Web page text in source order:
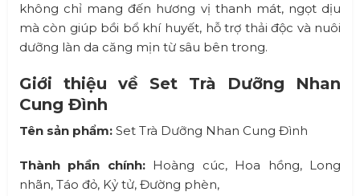
không chỉ mang đến hương vị thanh mát, ngọt dịu
mà còn giúp bồi bổ khí huyết, hỗ trợ thải độc và nuôi
dưỡng làn da căng mịn từ sâu bên trong.
Giới thiệu về Set Trà Dưỡng Nhan
Cung Đình
Tên sản phẩm:Set Trà Dưỡng Nhan Cung Đình
Thành phần chính:Hoàng cúc, Hoa hồng, Long
nhãn, Táo đỏ, Kỷ tử, Đường phèn,